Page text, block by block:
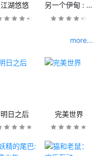
江湖悠悠 另一个伊甸 : 超越时空的猫
more...
明日之后 完美世界